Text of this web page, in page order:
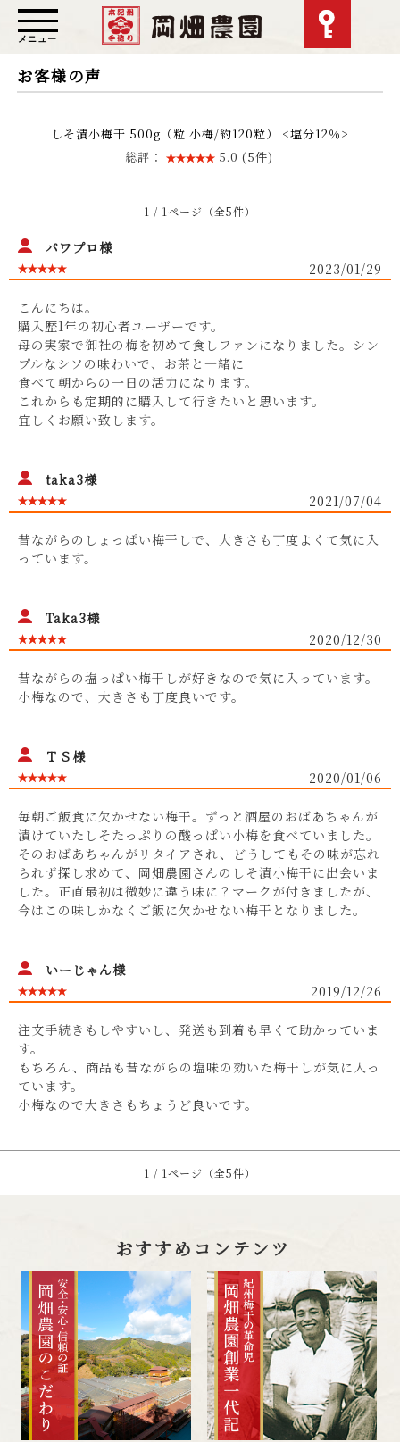
メニュー
お客様の声
しそ漬小梅干 500g（粒 小梅/約120粒） <塩分12％>
総評：
5.0 (5件)
1 / 1ページ（全5件）
パワプロ様
2023/01/29
こんにちは。
購入歴1年の初心者ユーザーです。
母の実家で御社の梅を初めて食しファンになりました。シン
プルなシソの味わいで、お茶と一緒に
食べて朝からの一日の活力になります。
これからも定期的に購入して行きたいと思います。
宜しくお願い致します。
taka3様
2021/07/04
昔ながらのしょっぱい梅干しで、大きさも丁度よくて気に入
っています。
Taka3様
2020/12/30
昔ながらの塩っぱい梅干しが好きなので気に入っています。
小梅なので、大きさも丁度良いです。
ＴＳ様
2020/01/06
毎朝ご飯食に欠かせない梅干。ずっと酒屋のおばあちゃんが
漬けていたしそたっぷりの酸っぱい小梅を食べていました。
そのおばあちゃんがリタイアされ、どうしてもその味が忘れ
られず探し求めて、岡畑農園さんのしそ漬小梅干に出会いま
した。正直最初は微妙に違う味に？マークが付きましたが、
今はこの味しかなくご飯に欠かせない梅干となりました。
いーじゃん様
2019/12/26
注文手続きもしやすいし、発送も到着も早くて助かっていま
す。
もちろん、商品も昔ながらの塩味の効いた梅干しが気に入っ
ています。
小梅なので大きさもちょうど良いです。
1 / 1ページ（全5件）
おすすめコンテンツ